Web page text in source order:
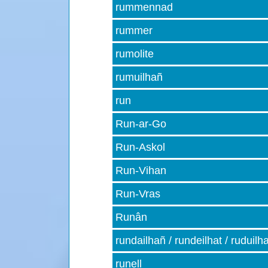
rummennad
rummer
rumolite
rumuilhañ
run
Run-ar-Go
Run-Askol
Run-Vihan
Run-Vras
Runân
rundailhañ / rundeilhat /
runell